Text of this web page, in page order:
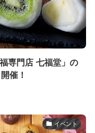
専門店 七福堂」の
催！
イベント